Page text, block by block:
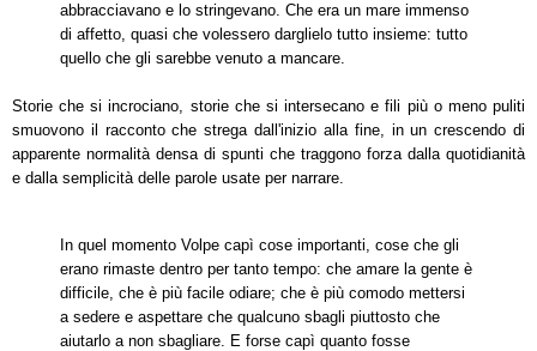
abbracciavano e lo stringevano. Che era un mare immenso
di affetto, quasi che volessero darglielo tutto insieme: tutto
quello che gli sarebbe venuto a mancare.
Storie che si incrociano, storie che si intersecano e fili più o meno puliti
smuovono il racconto che strega dall'inizio alla fine, in un crescendo di
apparente normalità densa di spunti che traggono forza dalla quotidianità
e dalla semplicità delle parole usate per narrare.
In quel momento Volpe capì cose importanti, cose che gli
erano rimaste dentro per tanto tempo: che amare la gente è
difficile, che è più facile odiare; che è più comodo mettersi
a sedere e aspettare che qualcuno sbagli piuttosto che
aiutarlo a non sbagliare. E forse capì quanto fosse